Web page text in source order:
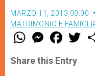
MARZO 11, 2013 00:00
MATRIMONIO E
W
t
s
M
e
s
e
F
a
e
b
w
Share this Entry